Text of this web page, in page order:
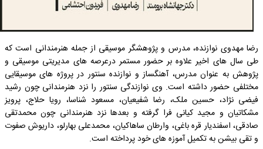
رضا مهدوی نوازنده، مدرس و پژوهشگر موسیقی از جمله هنرمندانی است که
طی سال های اخیر علاوه بر حضور مستمر درعرصه های مدیریتی موسیقی و
پژوهش به عنوان مدرس، آهنگساز و نوازنده سنتور در پروژه های موسیقایی
مختلفی حضور داشته است. وی نوازندگی سنتور را نزد هنرمندانی چون رشید
فیضی نژاد، حسین ملک، رضا شفیعیان، مسعود شناسا، رویا حلاج، پرویز
مشکاتیان و مجید کیانی فرا گرفته و بعدها نزد هنرمندانی چون محمدتقی
صادقی، اسفندیار قره باغی، وارطان ساهاکیان، محمدعلی بهارلو، داریوش صفوت
و تقی بیشن به تکمیل آموزه های خود پرداخته است.